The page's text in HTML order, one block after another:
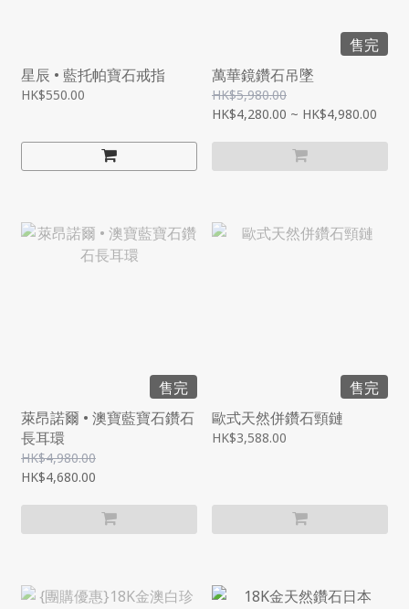
星辰 • 藍托帕寶石戒指
HK$550.00
售完
萬華鏡鑽石吊墜
HK$5,980.00
HK$4,280.00 ~ HK$4,980.00
售完
萊昂諾爾 • 澳寶藍寶石鑽石
長耳環
HK$4,980.00
HK$4,680.00
售完
歐式天然併鑽石頸鏈
HK$3,588.00